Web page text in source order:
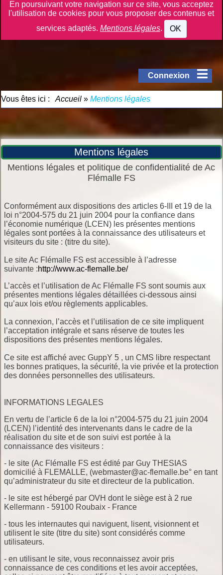
En poursuivant votre navigation sur ce site, vous acceptez
l'utilisation de cookies pour vous proposer des contenus et
services adaptés. Mentions légales. OK
Connexion
Vous êtes ici : Accueil»Mentions légales
Mentions légales
Mentions légales et politique de confidentialité de Ac
Flémalle FS
Conformément aux dispositions des articles 6-III et 19 de la
loi n°2004-575 du 21 juin 2004 pour la confiance dans
l’économie numérique (LCEN) les présentes mentions
légales sont portées à la connaissance des utilisateurs et
visiteurs du site : (titre du site).
Le site Ac Flémalle FS est accessible à l’adresse
suivante :http://www.ac-flemalle.be/
L’accès et l’utilisation de Ac Flémalle FS sont soumis aux
présentes mentions légales détaillées ci-dessous ainsi
qu’aux lois et/ou règlements applicables.
La connexion, l’accès et l’utilisation de ce site impliquent
l’acceptation intégrale et sans réserve de toutes les
dispositions des présentes mentions légales.
Ce site est affiché avec GuppY 5 , un CMS libre respectant
les bonnes pratiques, la sécurité, la vie privée et la protection
des données personnelles des utilisateurs.
INFORMATIONS LEGALES
En vertu de l’article 6 de la loi n°2004-575 du 21 juin 2004
(LCEN) l’identité des intervenants dans le cadre de la
réalisation du site et de son suivi est portée à la
connaissance des visiteurs :
- le site (Ac Flémalle FS est édité par Guy THESIAS
domicilié à FLEMALLE, (webmaster@ac-flemalle.be° en tant
qu’administrateur du site et directeur de la publication.
- le site est hébergé par OVH dont le siège est à 2 rue
Kellermann - 59100 Roubaix - France
- tous les internautes qui naviguent, lisent, visionnent et
utilisent le site (titre du site) sont considérés comme
utilisateurs.
- en utilisant le site, vous reconnaissez avoir pris
connaissance de ces conditions et les avoir acceptées,